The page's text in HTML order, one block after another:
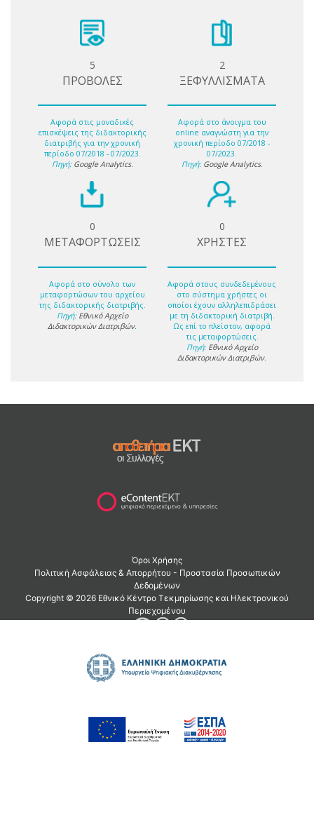
5
ΠΡΟΒΟΛΕΣ
Αφορά στις μοναδικές
επισκέψεις της διδακτορικής
διατριβής για την χρονική
περίοδο 07/2018 - 07/2023.
Πηγή: Google Analytics.
2
ΞΕΦΥΛΛΙΣΜΑΤΑ
Αφορά στο άνοιγμα του
online αναγνώστη για την
χρονική περίοδο 07/2018 -
07/2023.
Πηγή: Google Analytics.
0
ΜΕΤΑΦΟΡΤΩΣΕΙΣ
Αφορά στο σύνολο των
μεταφορτώσων του αρχείου
της διδακτορικής διατριβής.
Πηγή: Εθνικό Αρχείο
Διδακτορικών Διατριβών.
0
ΧΡΗΣΤΕΣ
Αφορά στους συνδεδεμένους
στο σύστημα χρήστες οι
οποίοι έχουν αλληλεπιδράσει
με τη διδακτορική διατριβή.
Ως επί το πλείστον, αφορά
τις μεταφορτώσεις.
Πηγή: Εθνικό Αρχείο
Διδακτορικών Διατριβών.